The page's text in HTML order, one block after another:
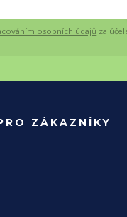
osobních údajů za
ZÁKAZNÍKY